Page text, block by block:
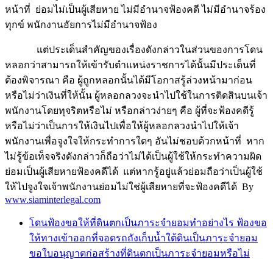
หน้าที่ ย่อมไม่เป็นผู้เสียหาย ไม่มีอำนาจฟ้องคดี ไม่มีอำนาจร้อง
ทุกข์ พนักงานอัยการไม่มีอำนาจฟ้อง
แต่ประเด็นสำคัญของเรื่องดังกล่าวในส่วนของการโดน
หลอกว่าสามารถให้เข้ารับตำแหน่งราชการได้นั้นมีประเด็นที่
ต้องพิจารณา คือ ผู้ถูกหลอกนั้นได้มีโอกาสรู้ล่วงหน้ามาก่อน
หรือไม่ว่าเงินที่ให้นั้น ผู้หลอกลวงจะนำไปใช้ในการติดสินบนเจ้า
พนักงานโดยทุจริตหรือไม่ หรือกล่าวง่ายๆ คือ ผู้ที่จะฟ้องคดีรู้
หรือไม่ว่าเป็นการให้เงินไปเพื่อให้ผู้หลอกลวงนำไปให้เจ้า
พนักงานเพื่อจูงใจให้กระทำการใดๆ อันไม่ชอบด้วกหน้าที่ หาก
ไม่รู้ข้อเท็จจริงดังกล่าวก็ถือว่าไม่ได้เป็นผู้ใช้ให้กระทำความผิด
ย่อมเป็นผู้เสียหายฟ้องคดีได้ แต่หากรู้อยู่แล้วย่อมถือว่าเป็นผู้ใช้
ให้ไปจูงใจเจ้าพนักงานย่อมไม่ใช่ผู้เสียหายที่จะฟ้องคดีได้ By
www.siaminterlegal.com
โดนฟ้องขอให้ที่ดินตกเป็นภาระจำยอมทำอย่างไร ฟ้องขอ
ให้ทางเข้าออกที่จอดรถถังเก็บน้ำใต้ดินเป็นภาระจำยอม
ขอใบอนุญาตก่อสร้างที่ดินตกเป็นภาระจำยอมหรือไม่